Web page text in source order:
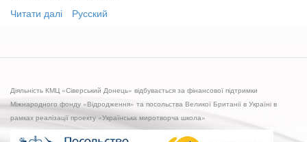
Читати далі про
причини
підвищення
тарифів
Русский
Діяльність КМЦ «Сіверський Донець» відбувається за фінансової підтримки
Міжнародного фонду «Відродження» та посольства Великої Британії в Україні в
рамках реалізації проекту «Українська миротворча школа»